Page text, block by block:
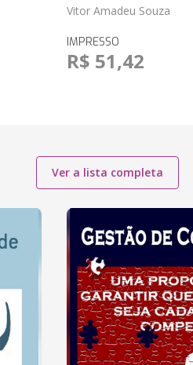
Vitor Amadeu Souza
IMPRESSO
R$ 51,42
Ver a lista completa